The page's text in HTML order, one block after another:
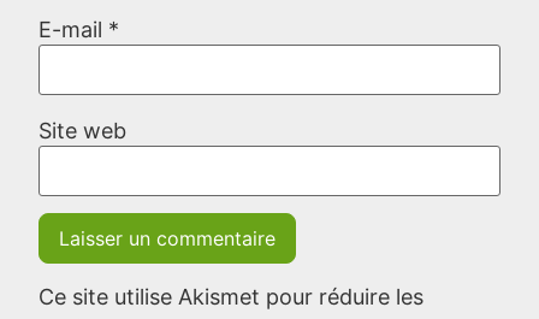
E-mail *
Site web
Ce site utilise Akismet pour réduire les